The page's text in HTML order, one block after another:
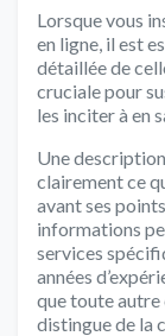
Lorsque vous
en ligne, il est
détaillée de
cruciale pour
les inciter à en
Une
clairement ce
avant ses
informations
services
années
que toute
distingue de la